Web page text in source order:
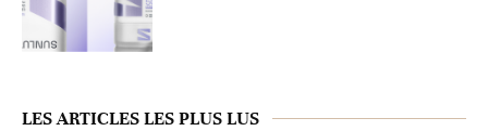
LES ARTICLES LES PLUS LUS